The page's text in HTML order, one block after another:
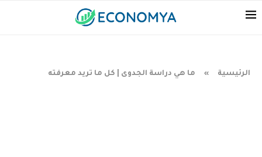
الرئيسية » ما هي دراسة الجدوى | كل ما تريد معرفته